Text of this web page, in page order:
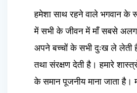
हमेशा साथ रहने वाले भगवान के
में सभी के जीवन में माँ सबसे अलग
अपने बच्चों के सभी दुःख ले लेती
तथा संरक्षण देती है। हमारे
के समान पूजनीय माना जाता है।